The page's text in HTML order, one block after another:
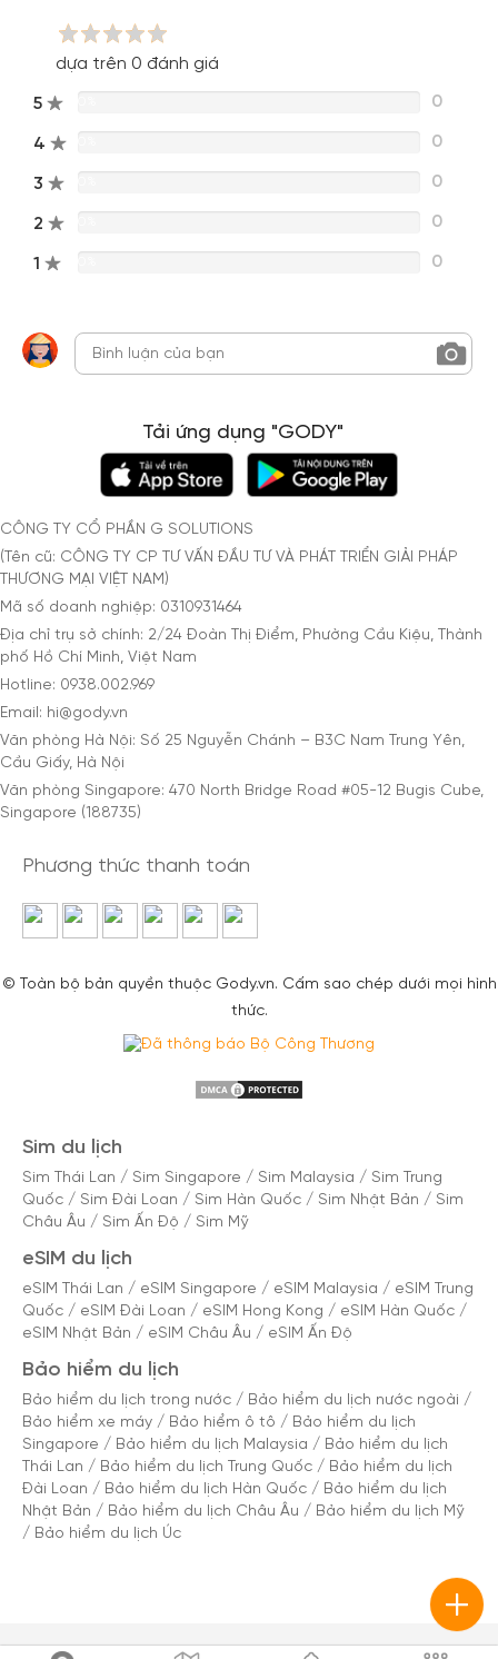
dựa trên 0 đánh giá
5 0
4 0
3 0
2 0
1 0
Tải ứng dụng "GODY"
CÔNG TY CỔ PHẦN G SOLUTIONS
(Tên cũ: CÔNG TY CP TƯ VẤN ĐẦU TƯ VÀ PHÁT TRIỂN GIẢI PHÁP
THƯƠNG MẠI VIỆT NAM)
Mã số doanh nghiệp: 0310931464
Địa chỉ trụ sở chính: 2/24 Đoàn Thị Điểm, Phường Cầu Kiệu, Thành
phố Hồ Chí Minh, Việt Nam
Hotline: 0938.002.969
Email: hi@gody.vn
Văn phòng Hà Nội: Số 25 Nguyễn Chánh – B3C Nam Trung Yên,
Cầu Giấy, Hà Nội
Văn phòng Singapore: 470 North Bridge Road #05-12 Bugis Cube,
Singapore (188735)
Phương thức thanh toán
© Toàn bộ bản quyền thuộc Gody.vn. Cấm sao chép dưới mọi hình
thức.
Sim du lịch
Sim Thái Lan / Sim Singapore / Sim Malaysia / Sim Trung
Quốc / Sim Đài Loan / Sim Hàn Quốc / Sim Nhật Bản / Sim
Châu Âu / Sim Ấn Độ / Sim Mỹ
eSIM du lịch
eSIM Thái Lan / eSIM Singapore / eSIM Malaysia / eSIM Trung
Quốc / eSIM Đài Loan / eSIM Hong Kong / eSIM Hàn Quốc /
eSIM Nhật Bản / eSIM Châu Âu / eSIM Ấn Độ
Bảo hiểm du lịch
Bảo hiểm du lịch trong nước / Bảo hiểm du lịch nước ngoài /
Bảo hiểm xe máy / Bảo hiểm ô tô / Bảo hiểm du lịch
Singapore / Bảo hiểm du lịch Malaysia / Bảo hiểm du lịch
Thái Lan / Bảo hiểm du lịch Trung Quốc / Bảo hiểm du lịch
Đài Loan / Bảo hiểm du lịch Hàn Quốc / Bảo hiểm du lịch
Nhật Bản / Bảo hiểm du lịch Châu Âu / Bảo hiểm du lịch Mỹ
/ Bảo hiểm du lịch Úc